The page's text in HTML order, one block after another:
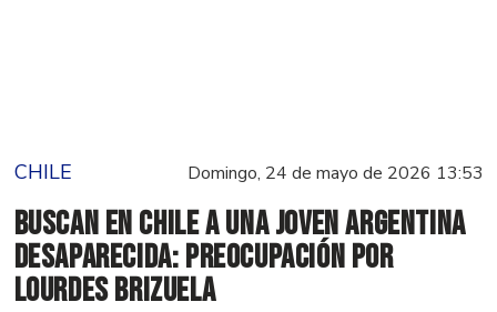
CHILE Domingo, 24 de mayo de 2026 13:53
Buscan en Chile a una joven argentina
desaparecida: preocupación por
Lourdes Brizuela